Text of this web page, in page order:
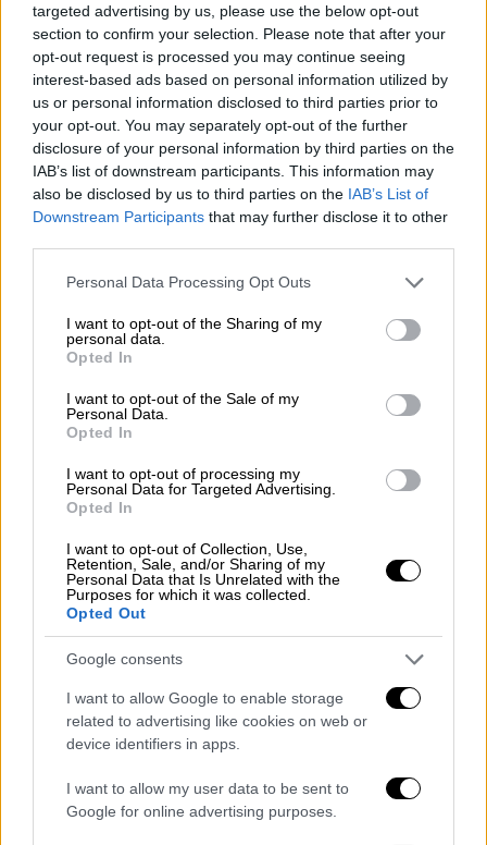
targeted advertising by us, please use the below opt-out
section to confirm your selection. Please note that after your
opt-out request is processed you may continue seeing
interest-based ads based on personal information utilized by
us or personal information disclosed to third parties prior to
your opt-out. You may separately opt-out of the further
disclosure of your personal information by third parties on the
IAB’s list of downstream participants. This information may
also be disclosed by us to third parties on the IAB’s List of
Downstream Participants that may further disclose it to other
Please note that this website/app uses one or more Google
not limited to your visit or usage behaviour. You may click to
grant or deny consent to Google and its third-party tags to
use your data for below specified purposes in below Google
consent section.
Personal Data Processing Opt Outs
I want to opt-out of the Sharing of my
personal data.
Opted In
I want to opt-out of the Sale of my
Personal Data.
Opted In
I want to opt-out of processing my
Personal Data for Targeted Advertising.
Opted In
I want to opt-out of Collection, Use,
Retention, Sale, and/or Sharing of my
Personal Data that Is Unrelated with the
Purposes for which it was collected.
Opted Out
Google consents
I want to allow Google to enable storage
related to advertising like cookies on web or
device identifiers in apps.
I want to allow my user data to be sent to
Google for online advertising purposes.
Προσθέστε το ΕΘΝΟΣ στη Google
Οισραηλινός στρατόςκάλεσε σήμερα τους
κατοίκουςμιαςσυνοικίαςτης πόλης Τουλ,
στον νότιοΛίβανο, να τηνεκκενώσουν
καθώςεπίκειται πλήγμασε ένα κτίριο που
ανήκει, σύμφωνα με το Ισραήλ , στη
Χεζμπολάχ.
Βρίσκεστε κοντά σε υποδομές
που ανήκουν
Για την ασφάλειά σας (…) καλείστε να
εκκενώσετε αμέσως αυτά τα κτίρια» σε
ακτίνα 500 μέτρων, ανέφερε το μήνυμα που
αναρτήθηκε, στα αραβικά, στην πλατφόρμα Χ.
ΔΙΑΒΑΣΤΕ ΕΠΙΣΗΣ
Τηλεφωνική επικοινωνία Τραμπ και
Νετανιάχου: Η Γάζα, το «σχέδιο
Τραμπ» και το Ιράν - Τι συζήτησαν
Παρά τησυμφωνία εκεχειρίας που τέθηκε σε
ισχύ στα τέλη Νοεμβρίου, το
συνέχισε τις αεροπορικές επιδρομές στον
γειτονικό Λίβανο, υποστηρίζοντας ότι